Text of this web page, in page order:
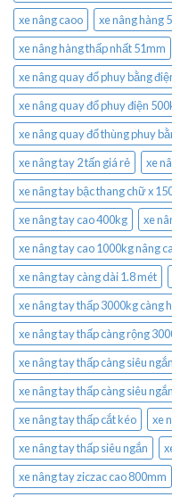
xe nâng caoo
xe nâng hàng
xe nâng hàng thấp nhất 51mm
xe nâng quay đổ phuy bằng
xe nâng quay đổ phuy điện
xe nâng quay đổ thùng phuy
xe nâng tay 2 tấn giá rẻ
xe
xe nâng tay bậc thang chữ x
xe nâng tay cao 400kg
xe
xe nâng tay cao 1000kg nâng
xe nâng tay càng dài 1.8 mét
xe nâng tay thấp 3000kg càng
xe nâng tay thấp càng rộng
xe nâng tay thấp càng siêu
xe nâng tay thấp càng siêu
xe nâng tay thấp cắt kéo
xe
xe nâng tay thấp siêu ngắn
xe nâng tay ziczac cao 800mm